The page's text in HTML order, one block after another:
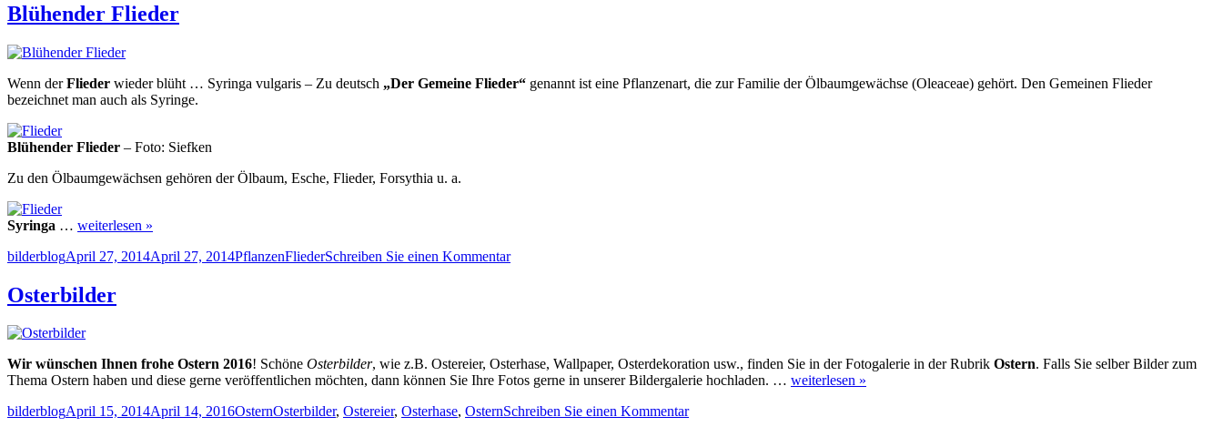
Blühender Flieder
Wenn derFlieder wieder blüht … Syringa vulgaris – Zu deutsch „Der Gemeine Flieder“ genannt ist eine Pflanzenart, die zur Familie der Ölbaumgewächse (Oleaceae) gehört. Den Gemeinen Flieder
bezeichnet man auch als Syringe.
Blühender Flieder – Foto: Siefken
Zu den Ölbaumgewächsen gehören der Ölbaum, Esche, Flieder, Forsythia u. a.
Syringa … weiterlesen »
Autor
bilderblogVeröffentlicht
April 27, 2014April 27, 2014Kategorien
PflanzenSchlagwörter
FliederSchreiben Sie einen Kommentarzu
Osterbilder
Wir wünschen Ihnen frohe Ostern 2016! Schöne Osterbilder, wie z.B. Ostereier, Osterhase, Wallpaper, Osterdekoration usw., finden Sie in der Fotogalerie in der Rubrik Ostern. Falls Sie selber Bilder zum
Thema Ostern haben und diese gerne veröffentlichen möchten, dann können Sie Ihre Fotos gerne in unserer Bildergalerie hochladen. … weiterlesen »
Autor
bilderblogVeröffentlicht
April 15, 2014April 14, 2016Kategorien
OsternSchlagwörter
Osterbilder, Ostereier, Osterhase, OsternSchreiben Sie einen Kommentarzu